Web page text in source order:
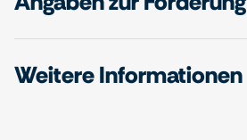
Weitere Informationen